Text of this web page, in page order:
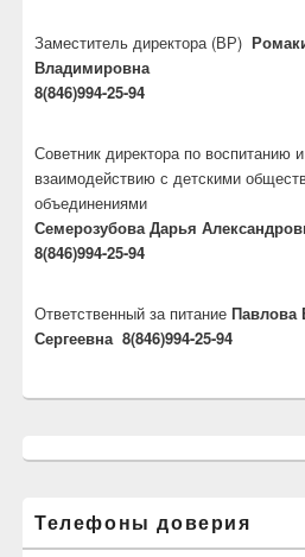
Заместитель директора (ВР)
Владимировна
8(846)994-25-94
Советник директора по воспитанию и
взаимодействию с детскими
объединениями
Семерозубова Дарья
8(846)994-25-94
Ответственный за питание Павлова
Сергеевна 8(846)994-25-94
Телефоны доверия